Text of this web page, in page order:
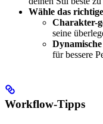
Wähle das
Charakter-
seine
für bessere
Workflow-Tipps